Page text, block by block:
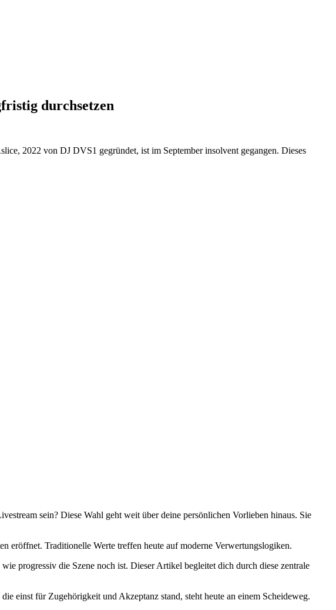
durchsetzen
2022 von DJ DVS1 gegründet, ist im September insolvent gegangen. Dieses
sein? Diese Wahl geht weit über deine persönlichen Vorlieben hinaus. Sie
eröffnet. Traditionelle Werte treffen heute auf moderne Verwertungslogiken.
progressiv die Szene noch ist. Dieser Artikel begleitet dich durch diese zentrale
einst für Zugehörigkeit und Akzeptanz stand, steht heute an einem Scheideweg.